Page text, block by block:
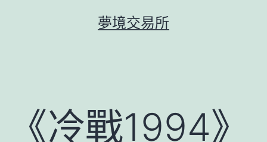
夢境交易所
《冷戰1994》